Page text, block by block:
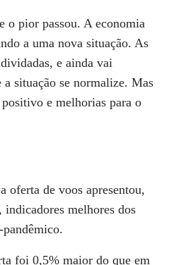
o pior passou. A economia
a uma nova situação. As
e ainda vai
situação se normalize. Mas
e melhorias para o
oferta de voos apresentou,
indicadores melhores dos
foi 0,5% maior do que em